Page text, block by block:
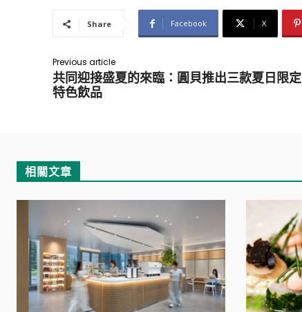
Share Facebook X
Previous article
共同迎接盛夏的來臨：圓貝推出三款夏日限定
特色飲品
相關文章